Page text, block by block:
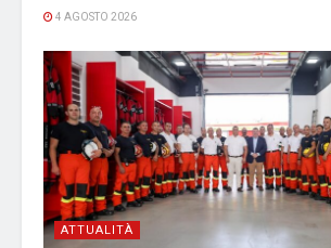
4 AGOSTO 2026
ATTUALITÀ